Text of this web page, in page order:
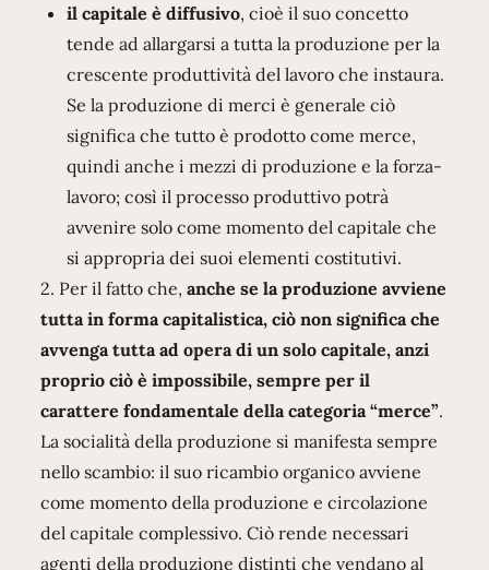
il capitale è diffusivo, cioè il suo concetto
tende ad allargarsi a tutta la produzione per la
crescente produttività del lavoro che instaura.
Se la produzione di merci è generale ciò
significa che tutto è prodotto come merce,
quindi anche i mezzi di produzione e la forza-
lavoro; così il processo produttivo potrà
avvenire solo come momento del capitale che
si appropria dei suoi elementi costitutivi.
2. Per il fatto che,anche se la produzione avviene
tutta in forma capitalistica, ciò non significa che
avvenga tutta ad opera di un solo capitale, anzi
proprio ciò è impossibile, sempre per il
carattere fondamentale della categoria “merce”.
La socialità della produzione si manifesta sempre
nello scambio: il suo ricambio organico avviene
come momento della produzione e circolazione
del capitale complessivo. Ciò rende necessari
agenti della produzione distinti che vendano al